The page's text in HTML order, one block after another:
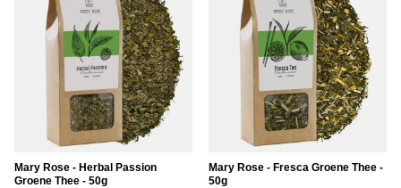
Mary Rose - Herbal Passion
Groene Thee - 50g
Mary Rose - Fresca Groene Thee -
50g